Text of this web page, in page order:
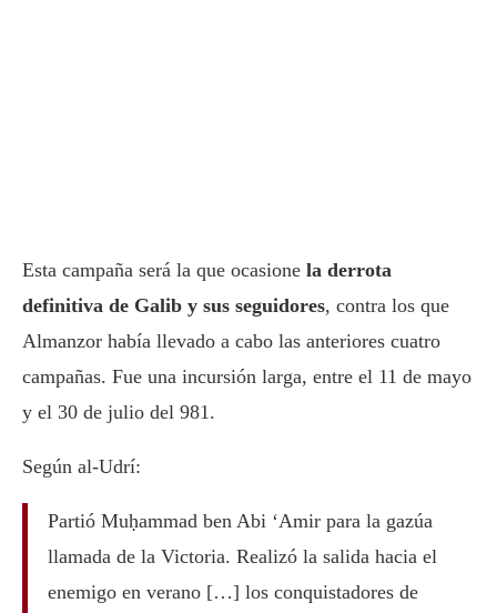
Esta campaña será la que ocasione la derrota
definitiva de Galib y sus seguidores, contra los que
Almanzor había llevado a cabo las anteriores cuatro
campañas. Fue una incursión larga, entre el 11 de mayo
y el 30 de julio del 981.
Según al-Udrí:
Partió Muḥammad ben Abi ‘Amir para la gazúa
llamada de la Victoria. Realizó la salida hacia el
enemigo en verano […] los conquistadores de